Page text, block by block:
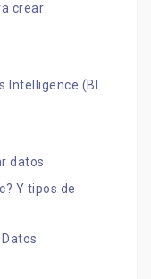
crear
Intelligence (BI
datos
Y tipos de